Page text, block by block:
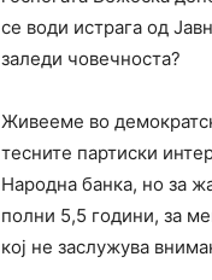
се води истрага од
заледи човечноста?
Живееме во
тесните партиски
Народна банка, но за
полни 5,5 години, за
кој не заслужува